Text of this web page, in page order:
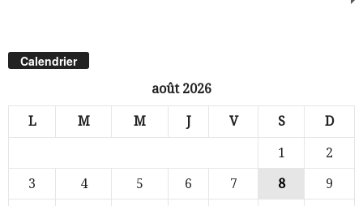
Calendrier
août 2026
L M M J V S D
1
2
3
4 5 6 7 8
9